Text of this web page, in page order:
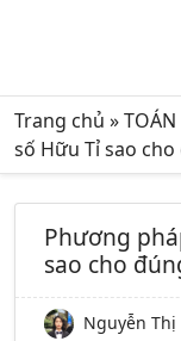
Trang chủ »
số Hữu Tỉ sao
Phương
sao cho
Nguyễn Thị